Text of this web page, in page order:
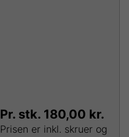
Pr. stk. 180,00 kr.
Prisen er inkl. skruer og